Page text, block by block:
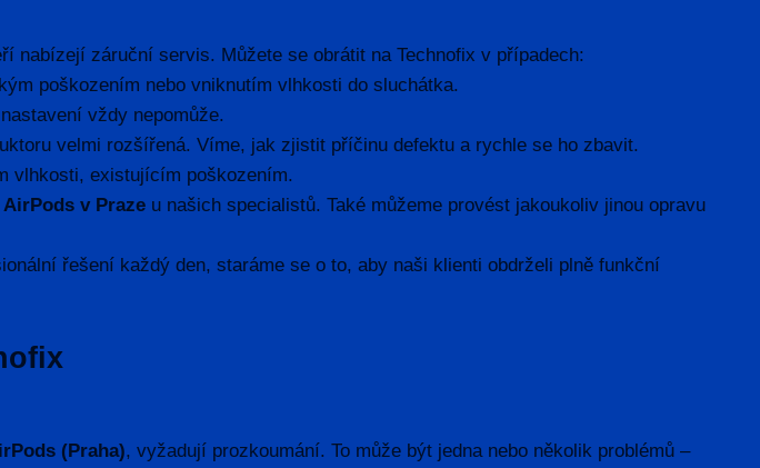
nabízejí záruční servis. Můžete se obrátit na Technofix v případech:
poškozením nebo vniknutím vlhkosti do sluchátka.
vždy nepomůže.
velmi rozšířená. Víme, jak zjistit příčinu defektu a rychle se ho zbavit.
vlhkosti, existujícím poškozením.
v Prazeu našich specialistů. Také můžeme provést jakoukoliv jinou opravu
řešení každý den, staráme se o to, aby naši klienti obdrželi plně funkční
(Praha), vyžadují prozkoumání. To může být jedna nebo několik problémů –